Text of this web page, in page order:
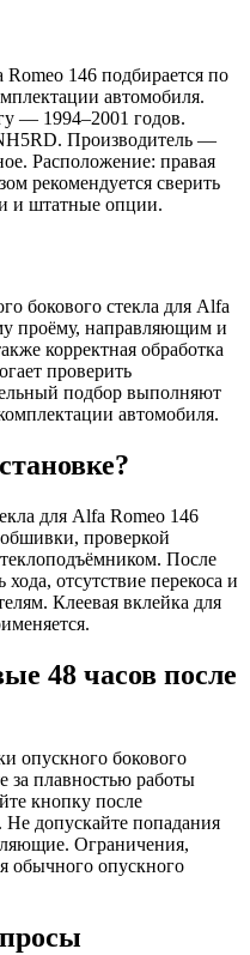
146 подбирается по
автомобиля.
— 1994–2001 годов.
Производитель —
Расположение: правая
рекомендуется сверить
и штатные опции.
бокового стекла для Alfa
проёму, направляющим и
корректная обработка
проверить
подбор выполняют
автомобиля.
для Alfa Romeo 146
проверкой
После
отсутствие перекоса и
Клеевая вклейка для
48 часов после
опускного бокового
за плавностью работы
кнопку после
допускайте попадания
Ограничения,
обычного опускного